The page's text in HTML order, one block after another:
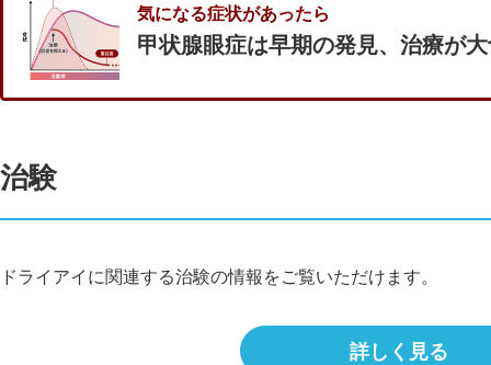
気になる症状があったら
甲状腺眼症は早期の発見、治療が
治験
ドライアイに関連する治験の情報をご覧いただけます。
詳しく見る